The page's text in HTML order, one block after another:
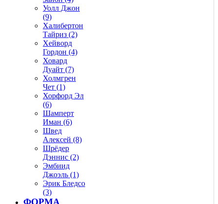
Уолл Джон
(9)
Халибертон
Тайриз (2)
Хейворд
Гордон (4)
Ховард
Дуайт (7)
Холмгрен
Чет (1)
Хорфорд Эл
(6)
Шамперт
Иман (6)
Швед
Алексей (8)
Шрёдер
Дэннис (2)
Эмбиид
Джоэль (1)
Эрик Бледсо
(3)
ФОРМА